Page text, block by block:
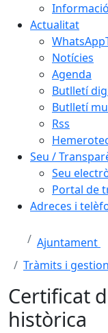
Actualitat
Notícies
Agenda
Butlletí
Butlletí
Rss
Seu /
Seu
Portal de
Adreces i
Ajuntament
Tràmits i
Certificat
històrica